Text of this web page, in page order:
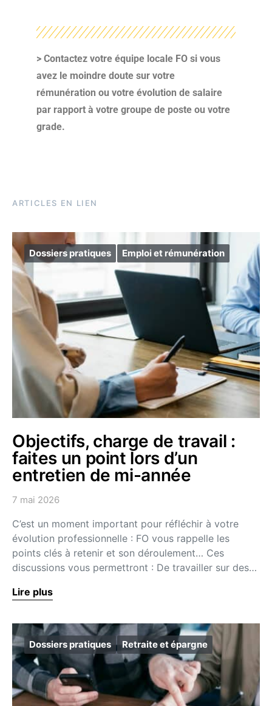
> Contactez votre équipe locale FO si vous
avez le moindre doute sur votre
rémunération ou votre évolution de salaire
par rapport à votre groupe de poste ou votre
grade.
ARTICLES EN LIEN
Dossiers pratiques Emploi et rémunération
Objectifs, charge de travail :
faites un point lors d’un
entretien de mi-année
7 mai 2026
C’est un moment important pour réfléchir à votre
évolution professionnelle : FO vous rappelle les
points clés à retenir et son déroulement… Ces
discussions vous permettront : De travailler sur des…
Lire plus
Dossiers pratiques Retraite et épargne